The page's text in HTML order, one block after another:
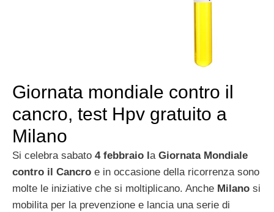
Giornata mondiale contro il
cancro, test Hpv gratuito a
Milano
Si celebra sabato 4 febbraio l a Giornata Mondiale
contro il Cancro e in occasione della ricorrenza sono
molte le iniziative che si moltiplicano. Anche Milano si
mobilita per la prevenzione e lancia una serie di